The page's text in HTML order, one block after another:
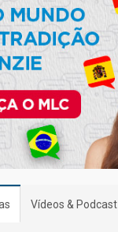
Vídeos & Podcast